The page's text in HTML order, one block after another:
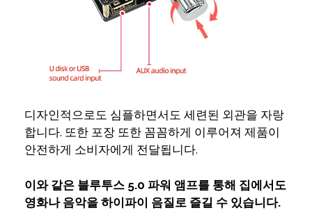
디자인적으로도 심플하면서도 세련된 외관을 자랑
합니다. 또한 포장 또한 꼼꼼하게 이루어져 제품이
안전하게 소비자에게 전달됩니다.
이와 같은 블루투스 5.0 파워 앰프를 통해 집에서도
영화나 음악을 하이파이 음질로 즐길 수 있습니다.